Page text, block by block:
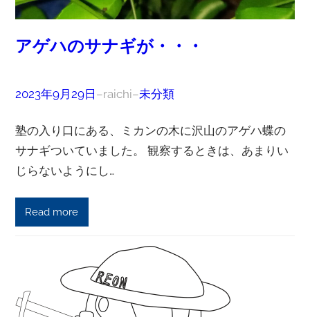
アゲハのサナギが・・・
2023年9月29日 –raichi–未分類
塾の入り口にある、ミカンの木に沢山のアゲハ蝶の
サナギついていました。 観察するときは、あまりい
じらないようにし…
Read more